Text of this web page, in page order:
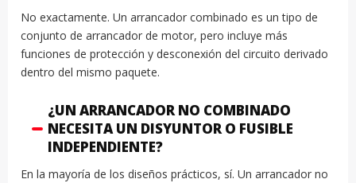
No exactamente. Un arrancador combinado es un tipo de
conjunto de arrancador de motor, pero incluye más
funciones de protección y desconexión del circuito derivado
dentro del mismo paquete.
¿UN ARRANCADOR NO COMBINADO
NECESITA UN DISYUNTOR O FUSIBLE
INDEPENDIENTE?
En la mayoría de los diseños prácticos, sí. Un arrancador no